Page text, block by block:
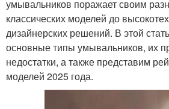
умывальников поражает своим
классических моделей до
дизайнерских решений. В этой
основные типы умывальников, их
недостатки, а также представим
моделей 2025 года.